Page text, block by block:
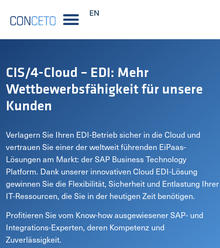
EN
CIS/4-Cloud – EDI: Mehr
Wettbewerbsfähigkeit für unsere
Kunden
Verlagern Sie Ihren EDI-Betrieb sicher in die Cloud und
vertrauen Sie einer der weltweit führenden EiPaas-
Lösungen am Markt: der SAP Business Technology
Platform. Dank unserer innovativen Cloud EDI-Lösung
gewinnen Sie die Flexibilität, Sicherheit und Entlastung Ihrer
IT-Ressourcen, die Sie in der heutigen Zeit benötigen.
Profitieren Sie vom Know-how ausgewiesener SAP- und
Integrations-Experten, deren Kompetenz und
Zuverlässigkeit.